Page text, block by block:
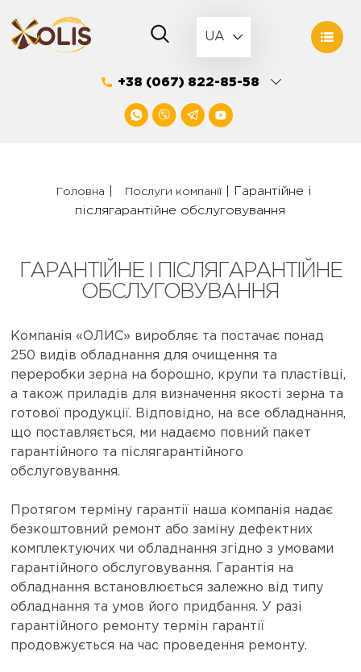
to
content
UA
+38 (067) 822-85-58
Головна Послуги компанії
Гарантійне і
післягарантійне обслуговування
ГАРАНТІЙНЕ І ПІСЛЯГАРАНТІЙНЕ
ОБСЛУГОВУВАННЯ
Компанія «ОЛИС» виробляє та постачає понад
250 видів обладнання для очищення та
переробки зерна на борошно, крупи та пластівці,
а також приладів для визначення якості зерна та
готової продукції. Відповідно, на все обладнання,
що поставляється, ми надаємо повний пакет
гарантійного та післягарантійного
обслуговування.
Протягом терміну гарантії наша компанія надає
безкоштовний ремонт або заміну дефектних
комплектуючих чи обладнання згідно з умовами
гарантійного обслуговування. Гарантія на
обладнання встановлюється залежно від типу
обладнання та умов його придбання. У разі
гарантійного ремонту термін гарантії
продовжується на час проведення ремонту.